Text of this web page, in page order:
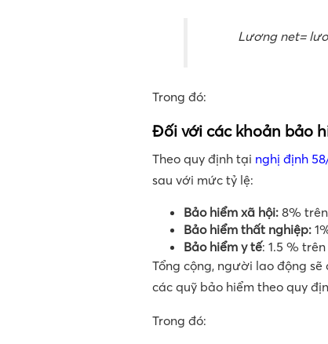
Lương net=
Trong đó:
Đối với các khoản bảo
Theo quy định tại nghị định
sau với mức tỷ lệ:
Bảo hiểm xã hội: 8%
Bảo hiểm thất nghiệp:
Bảo hiểm y tế: 1.5 %
Tổng cộng, người lao động
các quỹ bảo hiểm theo quy
Trong đó: